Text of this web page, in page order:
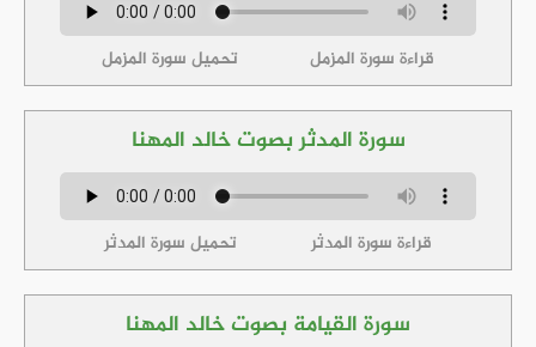
قراءة سورة المزمل تحميل سورة المزمل
سورة المدثر بصوت خالد المهنا
قراءة سورة المدثر تحميل سورة المدثر
سورة القيامة بصوت خالد المهنا